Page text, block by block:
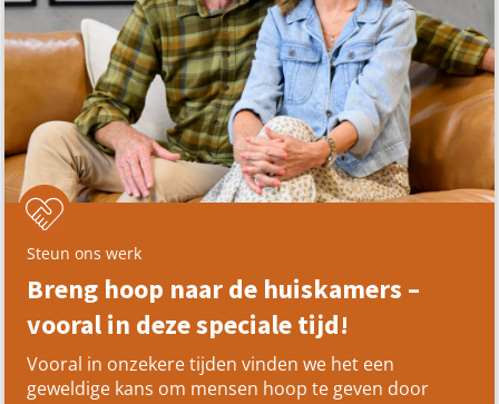
Steun ons werk
Breng hoop naar de huiskamers –
vooral in deze speciale tijd!
Vooral in onzekere tijden vinden we het een
geweldige kans om mensen hoop te geven door